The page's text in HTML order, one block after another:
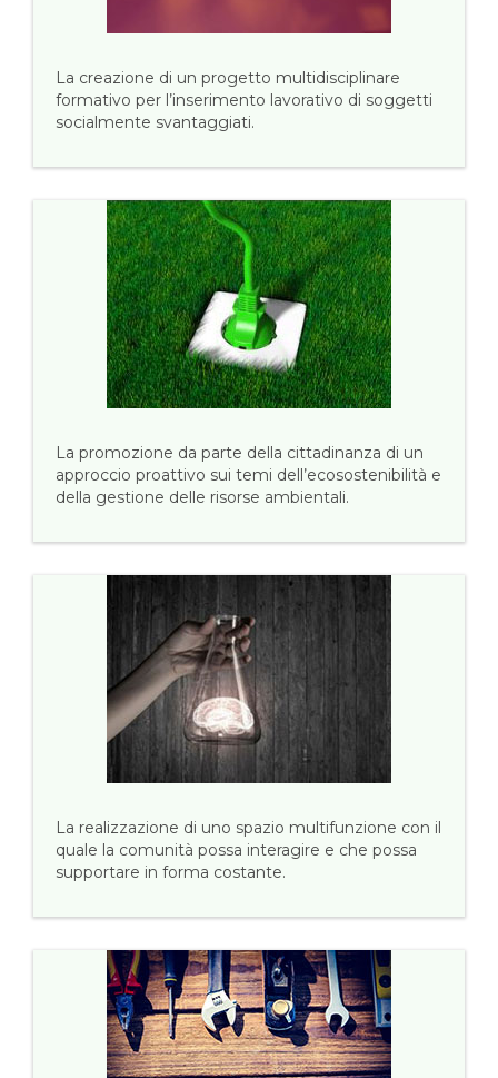
La creazione di un progetto multidisciplinare
formativo per l’inserimento lavorativo di soggetti
socialmente svantaggiati.
La promozione da parte della cittadinanza di un
approccio proattivo sui temi dell’ecosostenibilità e
della gestione delle risorse ambientali.
La realizzazione di uno spazio multifunzione con il
quale la comunità possa interagire e che possa
supportare in forma costante.